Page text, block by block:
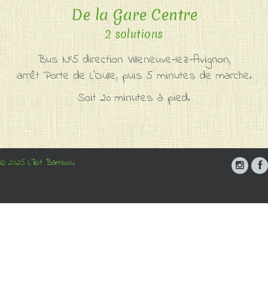
De la Gare Centre
2 solutions
Bus N°5 direction Villeneuve-lez-Avignon,
arrêt Porte de L'Oulle, puis 5 minutes de marche.
Soit 20 minutes à pied.
© 2025 L'îlot Bambou